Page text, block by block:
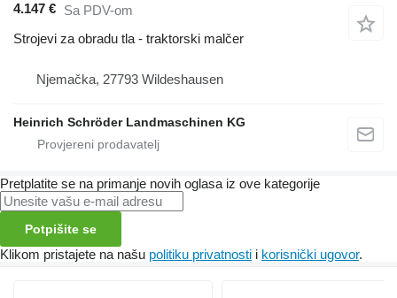
4.147 € Sa PDV-om
Strojevi za obradu tla - traktorski malčer
Njemačka, 27793 Wildeshausen
Heinrich Schröder Landmaschinen KG
Pretplatite se na primanje novih oglasa iz ove kategorije
Potpišite se
Klikom pristajete na našu politiku privatnosti i korisnički ugovor.